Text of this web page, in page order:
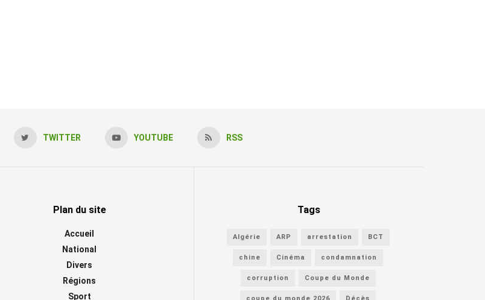
TWITTER YOUTUBE RSS
Plan du site
Accueil
National
Divers
Régions
Sport
Tags
Algérie ARP arrestation BCT
chine Cinéma condamnation
corruption Coupe du Monde